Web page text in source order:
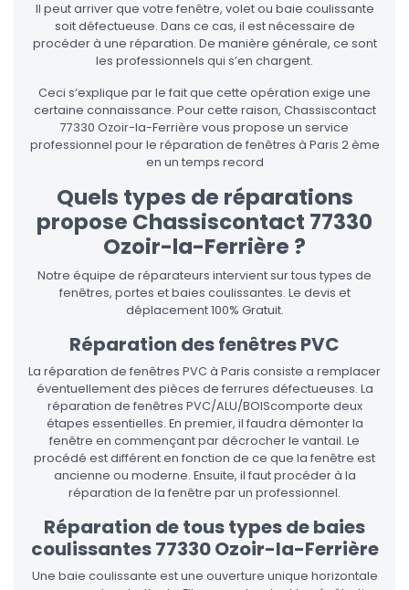
Il peut arriver que votre fenêtre, volet ou baie coulissante
soit défectueuse. Dans ce cas, il est nécessaire de
procéder à une réparation. De manière générale, ce sont
les professionnels qui s’en chargent.
Ceci s’explique par le fait que cette opération exige une
certaine connaissance. Pour cette raison, Chassiscontact
77330 Ozoir-la-Ferrière vous propose un service
professionnel pour le réparation de fenêtres à Paris 2 ème
en un temps record
Quels types de réparations
propose Chassiscontact 77330
Ozoir-la-Ferrière ?
Notre équipe de réparateurs intervient sur tous types de
fenêtres, portes et baies coulissantes. Le devis et
déplacement 100% Gratuit.
Réparation des fenêtres PVC
La réparation de fenêtres PVC à Paris consiste a remplacer
éventuellement des pièces de ferrures défectueuses. La
réparation de fenêtres PVC/ALU/BOIScomporte deux
étapes essentielles. En premier, il faudra démonter la
fenêtre en commençant par décrocher le vantail. Le
procédé est différent en fonction de ce que la fenêtre est
ancienne ou moderne. Ensuite, il faut procéder à la
réparation de la fenêtre par un professionnel.
Réparation de tous types de baies
coulissantes 77330 Ozoir-la-Ferrière
Une baie coulissante est une ouverture unique horizontale